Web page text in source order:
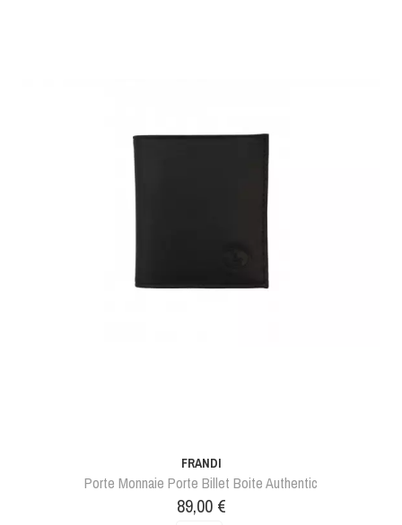
FRANDI
Porte Monnaie Porte Billet Boite Authentic
Prix
89,00 €